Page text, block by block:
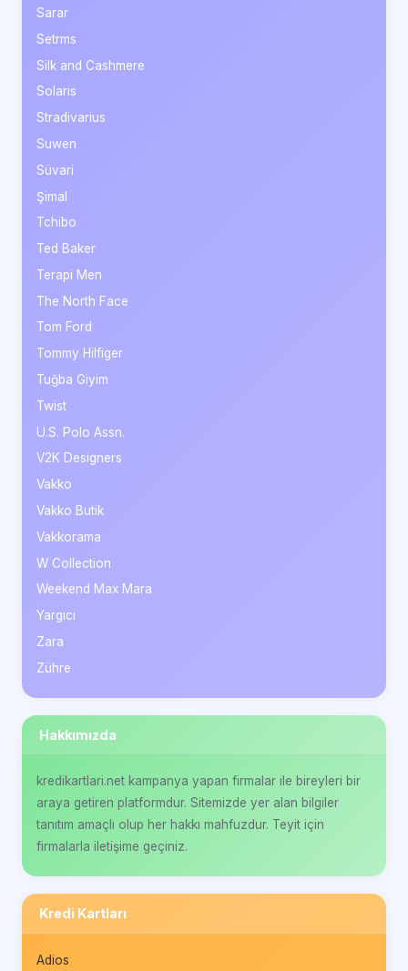
Sarar
Setrms
Silk and Cashmere
Solaris
Stradivarius
Suwen
Süvari
Şimal
Tchibo
Ted Baker
Terapi Men
The North Face
Tom Ford
Tommy Hilfiger
Tuğba Giyim
Twist
U.S. Polo Assn.
V2K Designers
Vakko
Vakko Butik
Vakkorama
W Collection
Weekend Max Mara
Yargıcı
Zara
Zühre
Hakkımızda
kredikartlari.net kampanya yapan firmalar ile bireyleri bir
araya getiren platformdur. Sitemizde yer alan bilgiler
tanıtım amaçlı olup her hakkı mahfuzdur. Teyit için
firmalarla iletişime geçiniz.
Kredi Kartları
Adios